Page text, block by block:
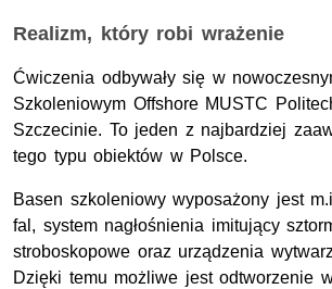
Realizm, który robi wrażenie
Ćwiczenia odbywały się w
Szkoleniowym Offshore MUSTC
Szczecinie. To jeden z najbardziej
tego typu obiektów w Polsce.
Basen szkoleniowy wyposażony jest
fal, system nagłośnienia imitujący
stroboskopowe oraz urządzenia
Dzięki temu możliwe jest odtworzenie